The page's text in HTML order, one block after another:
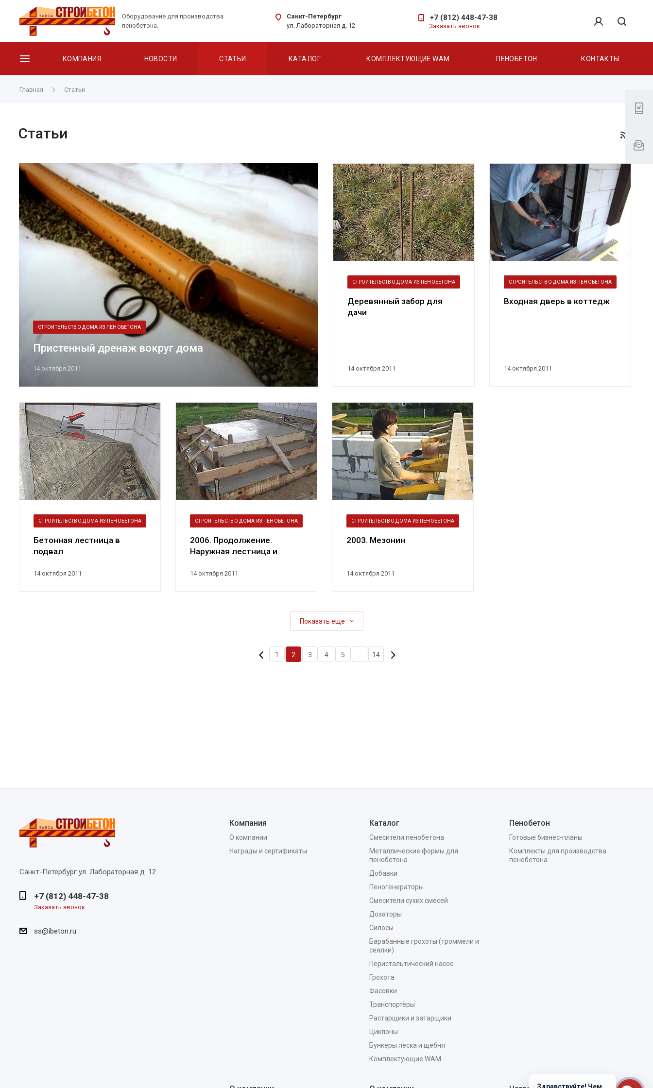
Оборудование для производства
пенобетона.
Санкт-Петербург
ул. Лабораторная д. 12
+7 (812) 448-47-38
Заказать звонок
КОМПАНИЯ НОВОСТИ СТАТЬИ КАТАЛОГ КОМПЛЕКТУЮЩИЕ WAM ПЕНОБЕТОН КОНТАКТЫ
Главная Статьи
Статьи
СТРОИТЕЛЬСТВО ДОМА ИЗ ПЕНОБЕТОНА
Пристенный дренаж вокруг дома
14 октября 2011 14 октября 2011
СТРОИТЕЛЬСТВО ДОМА ИЗ ПЕНОБЕТОНА
Деревянный забор для
дачи
14 октября 2011
СТРОИТЕЛЬСТВО ДОМА ИЗ ПЕНОБЕТОНА
Входная дверь в коттедж
14 октября 2011
СТРОИТЕЛЬСТВО ДОМА ИЗ ПЕНОБЕТОНА
Бетонная лестница в
подвал
14 октября 2011
СТРОИТЕЛЬСТВО ДОМА ИЗ ПЕНОБЕТОНА
2006. Продолжение.
Наружная лестница и
14 октября 2011
СТРОИТЕЛЬСТВО ДОМА ИЗ ПЕНОБЕТОНА
2003. Мезонин
Показать еще
1 2 3 4 5 14
Санкт-Петербург ул. Лабораторная д. 12
+7 (812) 448-47-38
Заказать звонок
ss@ibeton.ru
Компания
О компании
Награды и сертификаты
Каталог
Смесители пенобетона
Металлические формы для
пенобетона
Добавки
Пеногенераторы
Смесители сухих смесей
Дозаторы
Силосы
Барабанные грохоты (троммели и
сеялки)
Перистальтический насос
Грохота
Фасовки
Транспортёры
Растарщики и затарщики
Циклоны
Бункеры песка и щебня
Комплектующие WAM
Пенобетон
Готовые бизнес-планы
Комплекты для производства
пенобетона